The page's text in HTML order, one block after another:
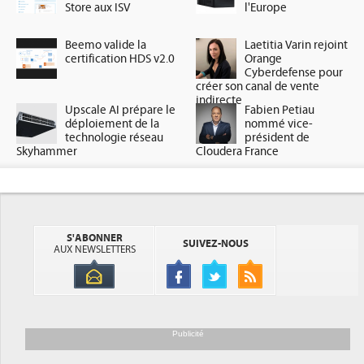
Store aux ISV
l'Europe
Beemo valide la
certification HDS v2.0
Laetitia Varin rejoint
Orange
Cyberdefense pour
créer son canal de vente
indirecte
Upscale AI prépare le
déploiement de la
technologie réseau
Skyhammer
Fabien Petiau
nommé vice-
président de
Cloudera France
S'ABONNER
AUX NEWSLETTERS
SUIVEZ-NOUS
Publicité